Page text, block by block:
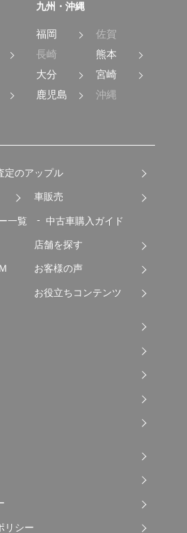
九州・沖縄
福岡
佐賀
長崎
熊本
大分
宮崎
鹿児島
沖縄
定のアップル
一覧
車販売
中古車購入ガイド
店舗を探す
お客様の声
お役立ちコンテンツ
リシー